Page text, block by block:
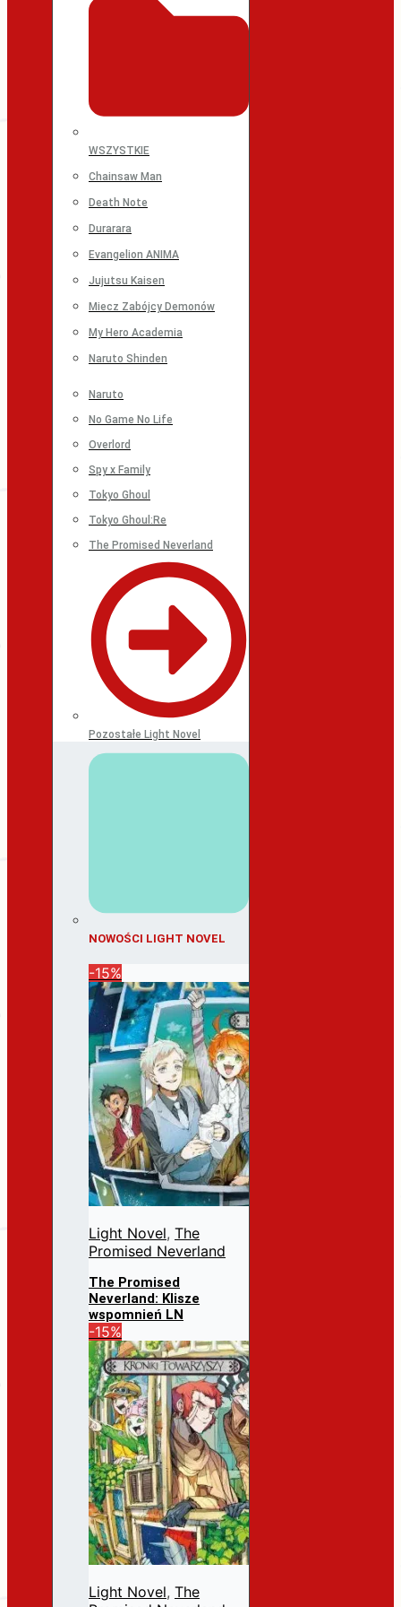
WSZYSTKIE
Chainsaw Man
Death Note
Durarara
Evangelion ANIMA
Jujutsu Kaisen
Miecz Zabójcy Demonów
My Hero Academia
Naruto Shinden
Naruto
No Game No Life
Overlord
Spy x Family
Tokyo Ghoul
Tokyo Ghoul:Re
The Promised Neverland
Pozostałe Light Novel
NOWOŚCI LIGHT NOVEL
-15%
Light Novel, The
Promised Neverland
The Promised
Neverland: Klisze
wspomnień LN
31,99
cena
wynosiła:
31,99 zł.
cena
wynosi:
27,19 zł.
Dodaj do koszyka
-15%
Light Novel, The